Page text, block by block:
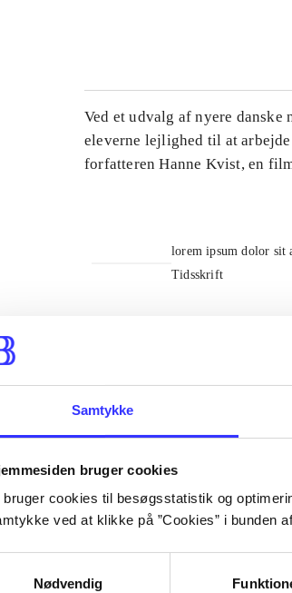
Samtykke
bruger cookies
bruger cookies til besøgsstatistik og
ved at klikke på ”Cookies” i bunden
Nødvendig
Ved et udvalg af nyere
eleverne lejlighed til at
forfatteren Hanne Kvist, en
lorem ipsum dolor sit
Tidsskrift